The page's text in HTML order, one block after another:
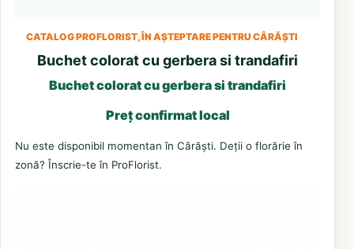
CATALOG PROFLORIST, ÎN AȘTEPTARE PENTRU CÂRĂȘTI
Buchet colorat cu gerbera si trandafiri
Buchet colorat cu gerbera si trandafiri
Preț confirmat local
Nu este disponibil momentan în Cârăști. Deții o florărie în
zonă? Înscrie-te în ProFlorist.